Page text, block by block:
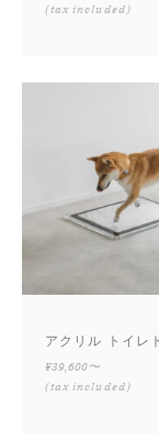
(tax included)
アクリル トイレ
¥39,600〜
(tax included)